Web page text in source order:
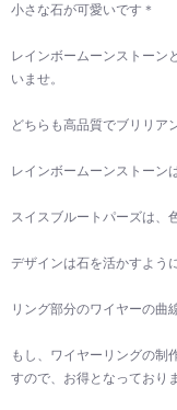
小さな石が可愛いです＊
レインボームーンストーン
いませ。
どちらも高品質でブリリア
レインボームーンストーン
スイスブルートパーズは、
デザインは石を活かすよう
リング部分のワイヤーの曲
もし、ワイヤーリングの制
すので、お得となっており